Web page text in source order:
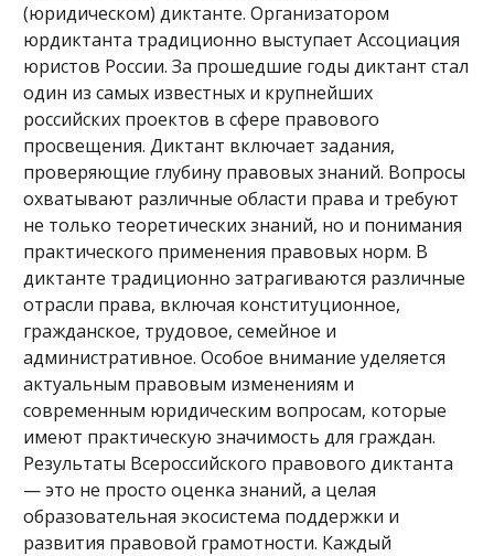
(юридическом) диктанте. Организатором
юрдиктанта традиционно выступает Ассоциация
юристов России. За прошедшие годы диктант стал
один из самых известных и крупнейших
российских проектов в сфере правового
просвещения. Диктант включает задания,
проверяющие глубину правовых знаний. Вопросы
охватывают различные области права и требуют
не только теоретических знаний, но и понимания
практического применения правовых норм. В
диктанте традиционно затрагиваются различные
отрасли права, включая конституционное,
гражданское, трудовое, семейное и
административное. Особое внимание уделяется
актуальным правовым изменениям и
современным юридическим вопросам, которые
имеют практическую значимость для граждан.
Результаты Всероссийского правового диктанта
— это не просто оценка знаний, а целая
образовательная экосистема поддержки и
развития правовой грамотности. Каждый